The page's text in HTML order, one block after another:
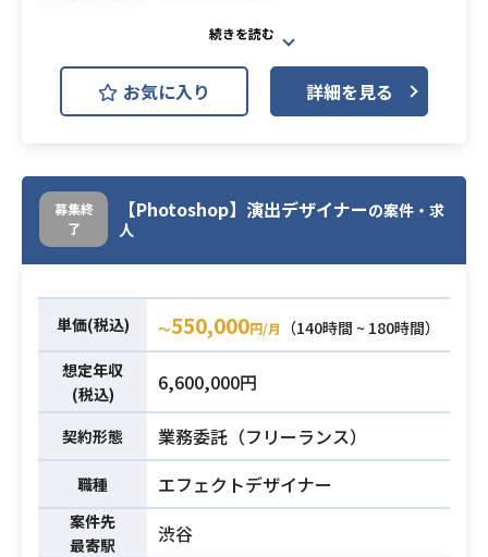
・演出アニメーション制作（ログイ
ン、バトルシーンの場面転換など）
・Flashでのアニメーション制作
ります。
※業界問わずFlash経験者（SP対
応）
お気に入り 詳細を見る
募集終
了
【Photoshop】演出デザイナーの案件・求
人
単価(税込) 〜550,000円/月
（140時間 ~ 180時間）
想定年収
(税込)
6,600,000円
契約形態 業務委託（フリーランス）
職種 エフェクトデザイナー
案件先
最寄駅
渋谷